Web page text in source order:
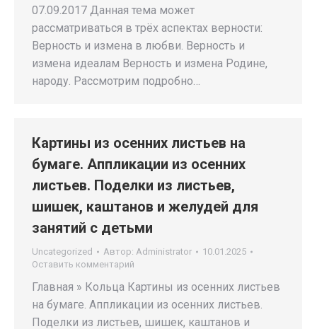
07.09.2017 Данная тема может
рассматриваться в трёх аспектах верности:
Верность и измена в любви. Верность и
измена идеалам Верность и измена Родине,
народу. Рассмотрим подробно…
Картины из осенних листьев на
бумаге. Аппликации из осенних
листьев. Поделки из листьев,
шишек, каштанов и желудей для
занятий с детьми
Uncategorized Автор: Administrator
10.01.2025
Оставить комментарий
Главная » Кольца Картины из осенних листьев
на бумаге. Аппликации из осенних листьев.
Поделки из листьев, шишек, каштанов и